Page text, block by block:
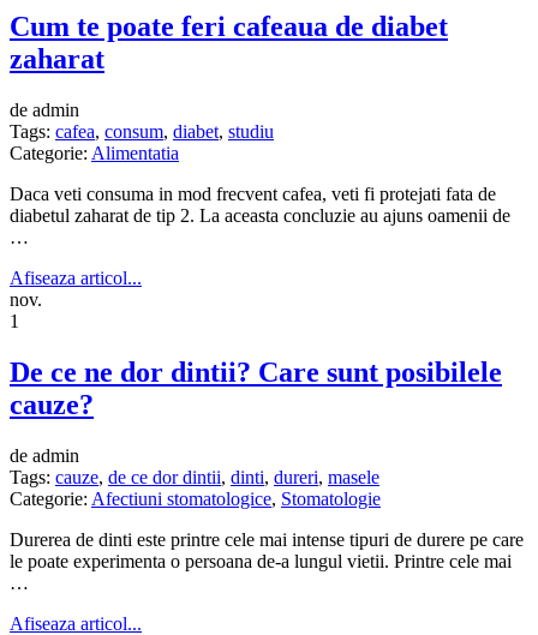
Cum te poate feri cafeaua de diabet
zaharat
de admin
Tags: cafea, consum, diabet, studiu
Categorie: Alimentatia
Daca veti consuma in mod frecvent cafea, veti fi protejati fata de
diabetul zaharat de tip 2. La aceasta concluzie au ajuns oamenii de
…
Afiseaza articol...
nov.
1
De ce ne dor dintii? Care sunt posibilele
cauze?
de admin
Tags: cauze, de ce dor dintii, dinti, dureri, masele
Categorie: Afectiuni stomatologice, Stomatologie
Durerea de dinti este printre cele mai intense tipuri de durere pe care
le poate experimenta o persoana de-a lungul vietii. Printre cele mai
…
Afiseaza articol...